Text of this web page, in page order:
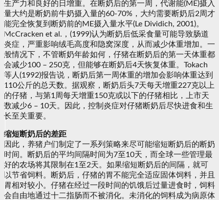
生产力和良好的日增重。在断奶后的第一周，代谢能(ME)摄入
量大约是断奶前牛奶摄入量的60-70%，大约需要断奶后2周才
能完全恢复到断奶前的ME摄入量水平(Le Dividich, 2001)。
McCracken et al.，(1999)认为断奶后低采食量可能导致肠道
炎症，严重影响绒毛高度和隐窝深度，从而减少体重增加。一
般情况下，不管断奶年龄如何，仔猪在断奶后的第一天体重都
会减少100 – 250克，但能够在断奶后4天恢复体重。Tokach
等人(1992)报告说，断奶后第一周体重的增加会影响体重达到
110公斤的总天数。据观察，断奶后头7天每天增重227克以上
的仔猪，与第1周每天增重150克或以下的仔猪相比，上市天
数减少6 – 10天。因此，控制炎症对仔猪断奶后尽快进食和生
长至关重要。
缩短断奶后的差距
因此，养猪户们制定了一系列策略来尽可能缩短断奶后的断奶
时间。断奶后的平均间隔时间为7至10天，而全球一些管理最
好的农场将其限制在1至2天。如果缩短断奶后的间隔，就可
以节省饲料。断奶后，仔猪的胃不能完全适应固体饲料，并且
胃相对较小。仔猪在经过一段时间的饥饿后过量进食时，饲料
会自由地通过十二指肠而不被消化。未消化的饲料成为病原体